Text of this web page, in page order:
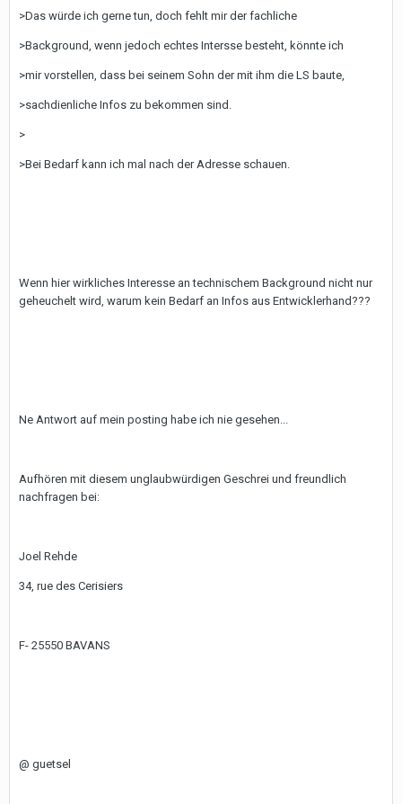
>Das würde ich gerne tun, doch fehlt mir der fachliche
>Background, wenn jedoch echtes Intersse besteht, könnte ich
>mir vorstellen, dass bei seinem Sohn der mit ihm die LS baute,
>sachdienliche Infos zu bekommen sind.
>
>Bei Bedarf kann ich mal nach der Adresse schauen.
Wenn hier wirkliches Interesse an technischem Background nicht nur
geheuchelt wird, warum kein Bedarf an Infos aus Entwicklerhand???
Ne Antwort auf mein posting habe ich nie gesehen...
Aufhören mit diesem unglaubwürdigen Geschrei und freundlich
nachfragen bei:
Joel Rehde
34, rue des Cerisiers
F- 25550 BAVANS
@ guetsel